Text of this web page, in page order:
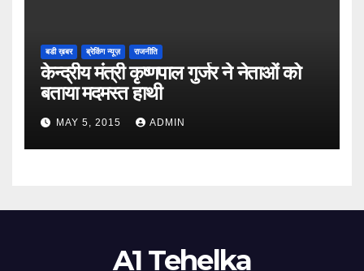
बडी ख़बर ब्रेकिंग न्यूज़ राजनीति
केन्द्रीय मंत्री कृष्णपाल गुर्जर ने नेताओं को
बताया मदमस्त हाथी
MAY 5, 2015 ADMIN
A1 Tehelka